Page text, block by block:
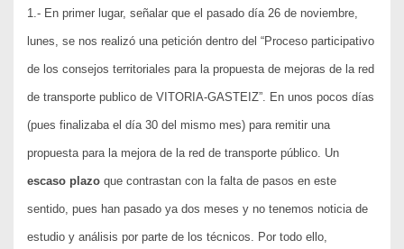
1.- En primer lugar, señalar que e l pasado día 26 de noviembre,
lunes, se nos realizó una petición dentro del “Proceso participativo
de los consejos territoriales para la propuesta de mejoras de la red
de transporte publico de VITORIA-GASTEIZ”. En unos pocos días
(pues finalizaba el día 30 del mismo mes) para remitir una
propuesta para la mejora de la red de transporte público. Un
escaso plazo que contrastan con la falta de pasos en este
sentido, pues han pasado ya dos meses y no tenemos noticia de
estudio y análisis por parte de los técnicos. Por todo ello,